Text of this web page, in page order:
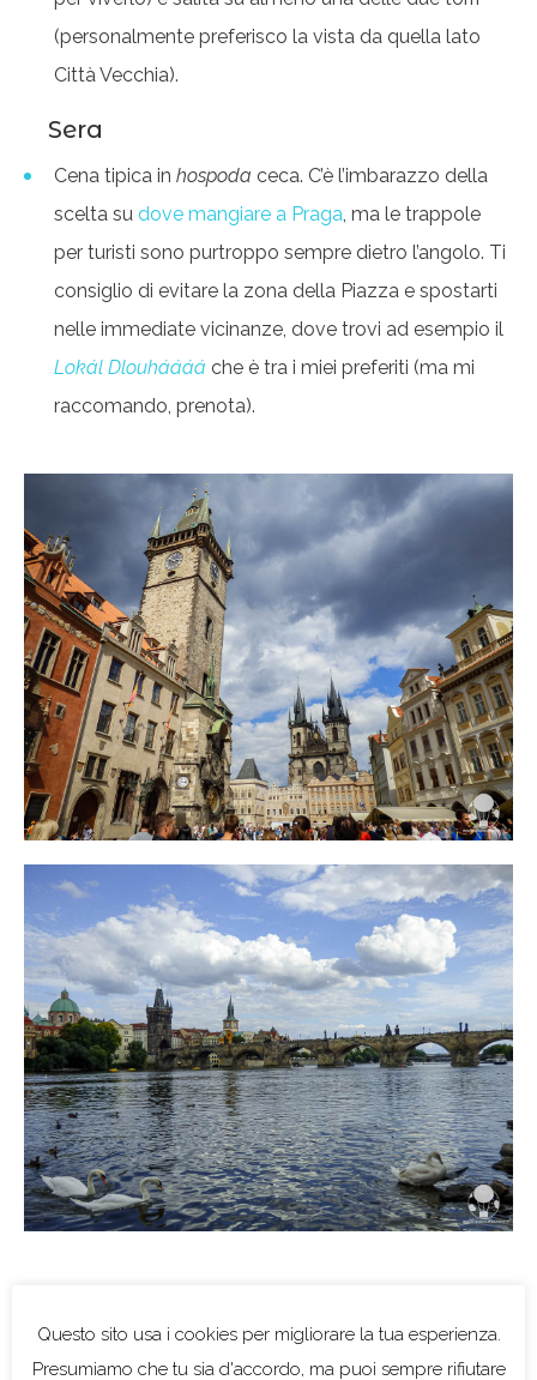
(personalmente preferisco la vista da quella lato
Città Vecchia).
Sera
Cena tipica in hospoda ceca. C’è l’imbarazzo della
scelta su dove mangiare a Praga, ma le trappole
per turisti sono purtroppo sempre dietro l’angolo. Ti
consiglio di evitare la zona della Piazza e spostarti
nelle immediate vicinanze, dove trovi ad esempio il
Lokál Dlouháááá che è tra i miei preferiti (ma mi
raccomando, prenota).
Praga e Malá Strana